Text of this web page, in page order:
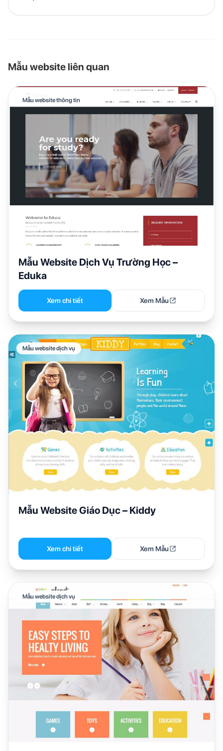
Mẫu website liên quan
Mẫu website thông tin
Mẫu Website Dịch Vụ Trường Học –
Eduka
Xem chi tiết Xem Mẫu
Mẫu website dịch vụ
Mẫu Website Giáo Dục – Kiddy
Xem chi tiết Xem Mẫu
Mẫu website dịch vụ